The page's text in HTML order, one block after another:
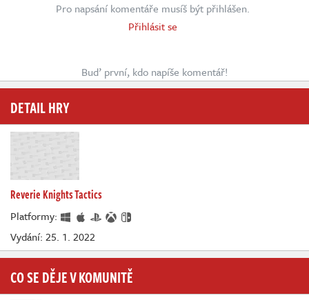
Pro napsání komentáře musíš být přihlášen.
Přihlásit se
Buď první, kdo napíše komentář!
DETAIL HRY
Reverie Knights Tactics
Platformy:
Vydání: 25. 1. 2022
CO SE DĚJE V KOMUNITĚ